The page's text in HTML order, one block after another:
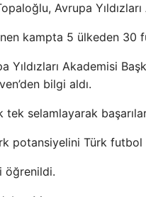
Avrupa
kampta 5 ülkeden 30
Akademisi
bilgi aldı.
tek selamlayarak
potansiyelini Türk
öğrenildi.